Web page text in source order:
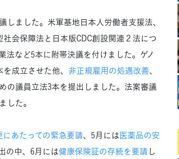
ました。米軍基地日本人労働者支援法、
会保障法と日本版CDC創設関連２法につ
など5本に附帯決議を付けました。ゲノ
成立させた他、 非正規雇用の処遇改善、
の議員立法3本を提出しました。法案審議
した。
にあたっての緊急要請、5月には医薬品の安
の中、6月には健康保険証の存続を要請 し